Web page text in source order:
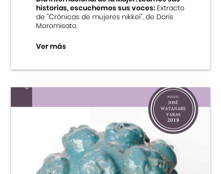
historias, escuchemos sus voces:Extracto
de "Crónicas de mujeres nikkei", de Doris
Moromisato.
Ver más